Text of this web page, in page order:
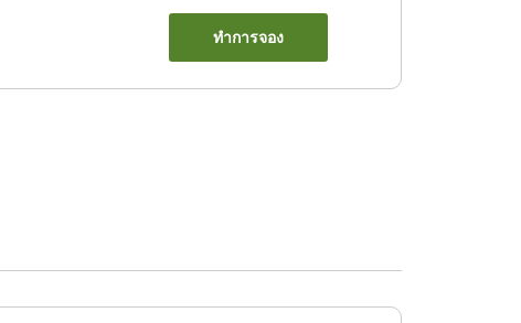
ทำการจอง